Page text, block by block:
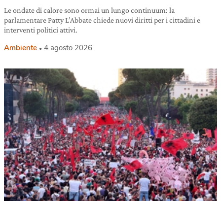
Le ondate di calore sono ormai un lungo continuum: la
parlamentare Patty L’Abbate chiede nuovi diritti per i cittadini e
interventi politici attivi.
Ambiente 4 agosto 2026